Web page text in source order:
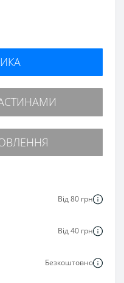
Від 80 грн
Від 40 грн
Безкоштовно